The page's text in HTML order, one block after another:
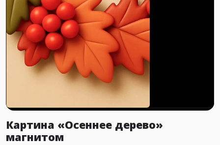
Картина «Осеннее дерево»
магнитом